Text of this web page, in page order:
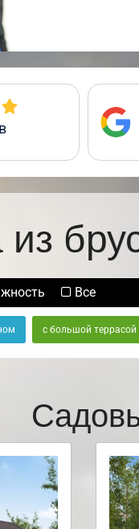
Все
с большой террасой